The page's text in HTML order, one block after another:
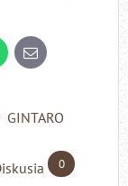
E-
mail
GINTARO
0